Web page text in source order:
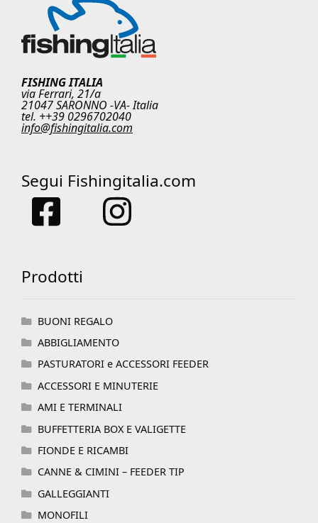
FISHING ITALIA
via Ferrari, 21/a
21047 SARONNO -VA- Italia
tel. ++39 0296702040
info@fishingitalia.com
Segui Fishingitalia.com
Prodotti
BUONI REGALO
ABBIGLIAMENTO
PASTURATORI e ACCESSORI FEEDER
ACCESSORI E MINUTERIE
AMI E TERMINALI
BUFFETTERIA BOX E VALIGETTE
FIONDE E RICAMBI
CANNE & CIMINI – FEEDER TIP
GALLEGGIANTI
MONOFILI